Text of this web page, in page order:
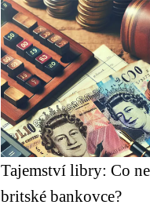
Tajemství libry: Co
britské bankovce?